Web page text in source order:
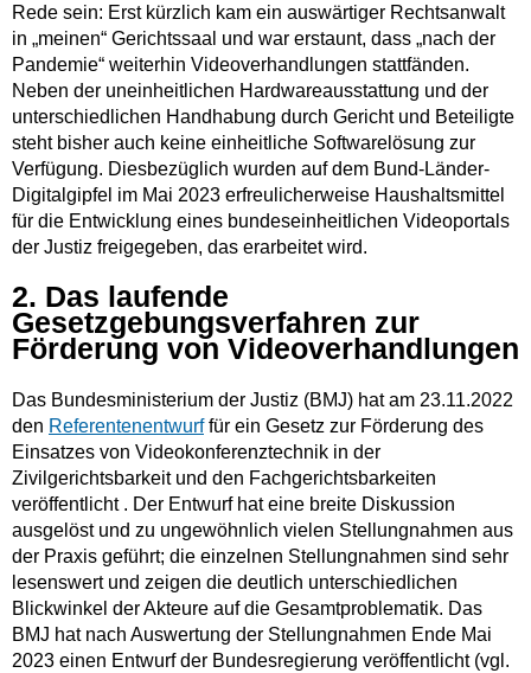
Rede sein: Erst kürzlich kam ein auswärtiger Rechtsanwalt
in „meinen“ Gerichtssaal und war erstaunt, dass „nach der
Pandemie“ weiterhin Videoverhandlungen stattfänden.
Neben der uneinheitlichen Hardwareausstattung und der
unterschiedlichen Handhabung durch Gericht und Beteiligte
steht bisher auch keine einheitliche Softwarelösung zur
Verfügung. Diesbezüglich wurden auf dem Bund-Länder-
Digitalgipfel im Mai 2023 erfreulicherweise Haushaltsmittel
für die Entwicklung eines bundeseinheitlichen Videoportals
der Justiz freigegeben, das erarbeitet wird.
2. Das laufende
Gesetzgebungsverfahren zur
Förderung von Videoverhandlungen
Das Bundesministerium der Justiz (BMJ) hat am 23.11.2022
den Referentenentwurffür ein Gesetz zur Förderung des
Einsatzes von Videokonferenztechnik in der
Zivilgerichtsbarkeit und den Fachgerichtsbarkeiten
veröffentlicht . Der Entwurf hat eine breite Diskussion
ausgelöst und zu ungewöhnlich vielen Stellungnahmen aus
der Praxis geführt; die einzelnen Stellungnahmen sind sehr
lesenswert und zeigen die deutlich unterschiedlichen
Blickwinkel der Akteure auf die Gesamtproblematik. Das
BMJ hat nach Auswertung der Stellungnahmen Ende Mai
2023 einen Entwurf der Bundesregierung veröffentlicht (vgl.